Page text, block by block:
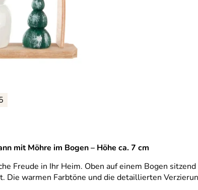
mit Möhre im Bogen – Höhe ca. 7 cm
Freude in Ihr Heim. Oben auf einem Bogen
warmen Farbtöne und die detaillierten